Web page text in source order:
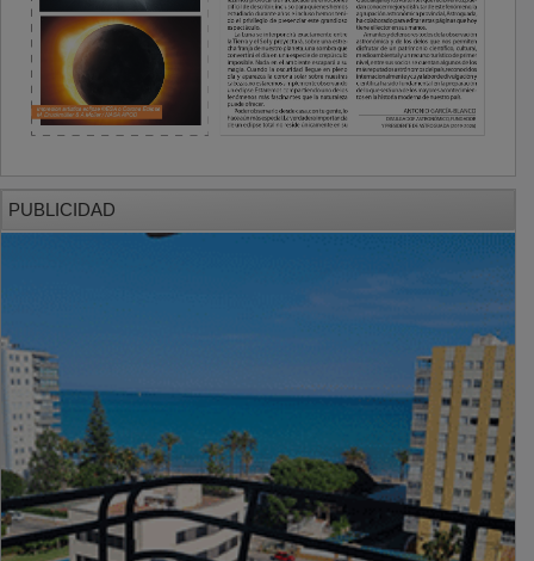
PUBLICIDAD